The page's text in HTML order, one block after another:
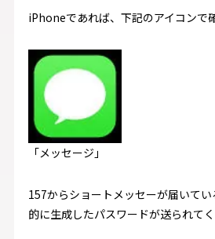
iPhoneであれば、下記のアイコンで
「メッセージ」
157からショートメッセーが届いて
的に生成したパスワードが送られてく